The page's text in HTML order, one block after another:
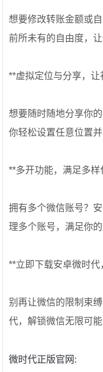
想要修改转账金额或
前所未有的自由度，
**虚拟定位与分享，让
想要随时随地分享你
你轻松设置任意位置
**多开功能，满足多样
拥有多个微信账号？
理多个账号，满足你的
**立即下载安卓微时
别再让微信的限制束
代，解锁微信无限可
微时代正版官网: